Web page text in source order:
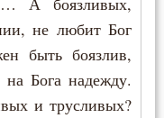
не любит Бог
быть боязлив,
на Бога надежду.
и трусливых?